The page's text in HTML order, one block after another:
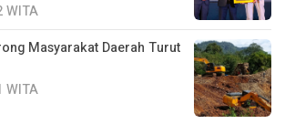
WITA
Masyarakat Daerah Turut
WITA